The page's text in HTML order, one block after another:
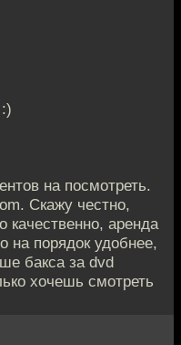
на посмотреть.
Скажу честно,
качественно, аренда
на порядок удобнее,
бакса за dvd
хочешь смотреть